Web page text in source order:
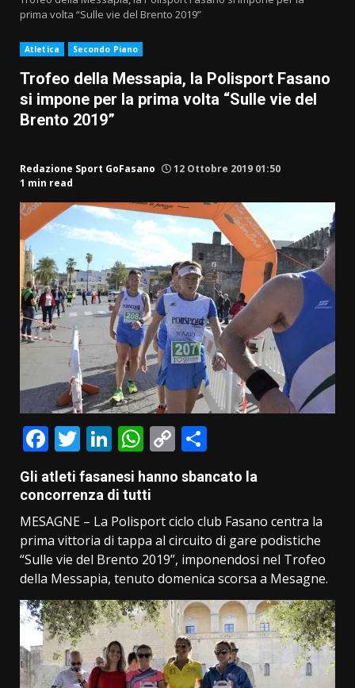
prima volta “Sulle vie del Brento 2019”
Atletica Secondo Piano
Trofeo della Messapia, la Polisport Fasano
si impone per la prima volta “Sulle vie del
Brento 2019”
Redazione Sport GoFasano
12 Ottobre 2019 01:50
1 min read
Facebook
Twitter
LinkedIn
WhatsApp
Copy
Link
Gli atleti fasanesi hanno sbancato la
concorrenza di tutti
MESAGNE – La Polisport ciclo club Fasano centra la
prima vittoria di tappa al circuito di gare podistiche
“Sulle vie del Brento 2019”, imponendosi nel Trofeo
della Messapia, tenuto domenica scorsa a Mesagne.